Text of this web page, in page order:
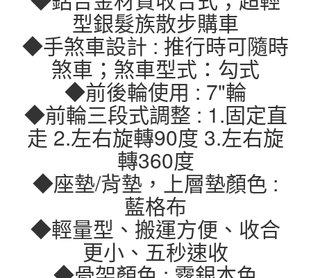
型銀髮族散步購車
◆手煞車設計 : 推行時可隨時
煞車；煞車型式：勾式
◆前後輪使用 : 7"輪
◆前輪三段式調整 : 1.固定直
走 2.左右旋轉90度 3.左右旋
轉360度
◆座墊/背墊，上層墊顏色 :
藍格布
◆輕量型、搬運方便、收合
更小、五秒速收